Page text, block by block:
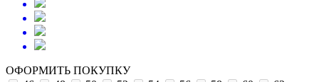
ОФОРМИТЬ ПОКУПКУ